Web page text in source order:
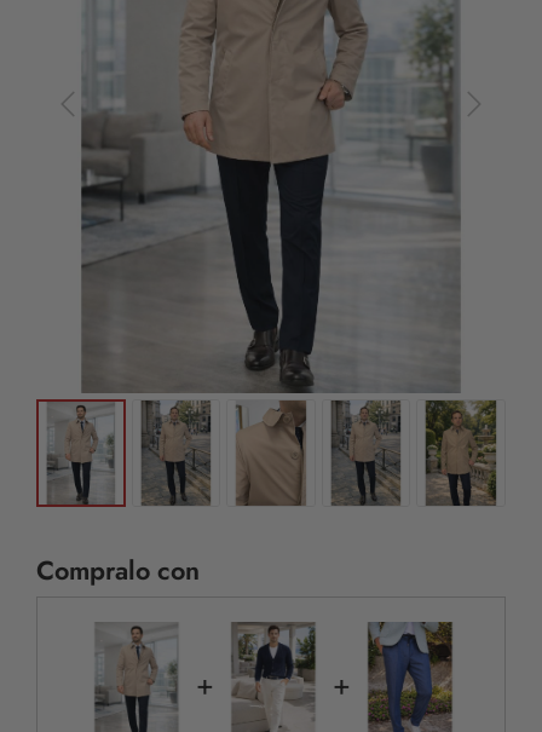
Compralo con
+ +